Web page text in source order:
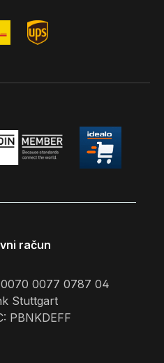
račun
0070 0077 0787 04
Stuttgart
PBNKDEFF